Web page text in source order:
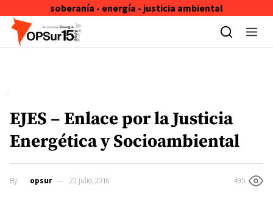
soberanía - energía - justicia ambiental
Skip to content
EJES – Enlace por la Justicia
Energética y Socioambiental
By opsur 22 julio, 2016 495